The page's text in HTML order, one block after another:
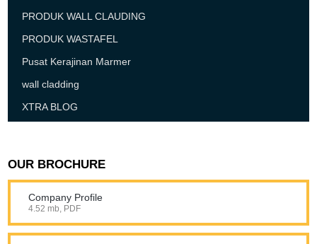
PRODUK WALL CLAUDING
PRODUK WASTAFEL
Pusat Kerajinan Marmer
wall cladding
XTRA BLOG
OUR BROCHURE
Company Profile
4.52 mb, PDF